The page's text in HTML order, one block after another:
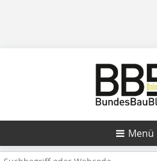
Menü